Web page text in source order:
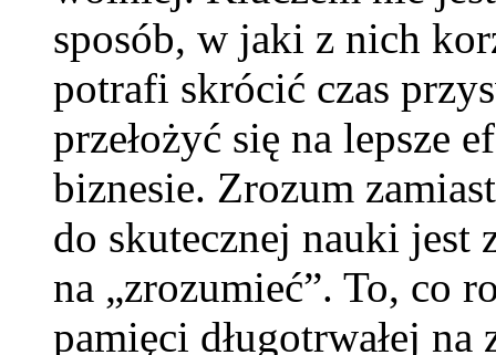
sposób, w jaki z nich
potrafi skrócić czas
przełożyć się na lepsze
biznesie. Zrozum
do skutecznej nauki jest
na „zrozumieć”. To, co
pamięci długotrwałej